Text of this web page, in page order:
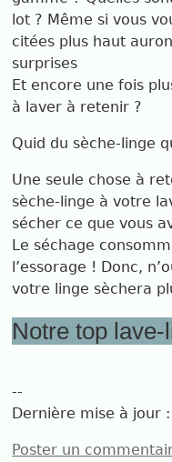
lot ? Même si vous
citées plus haut
surprises
Et encore une fois
à laver à retenir ?
Quid du sèche-linge
Une seule chose à
sèche-linge à votre
sécher ce que vous
Le séchage
l’essorage ! Donc,
votre linge sèchera
Notre top
--
Dernière mise à jour :
Poster un